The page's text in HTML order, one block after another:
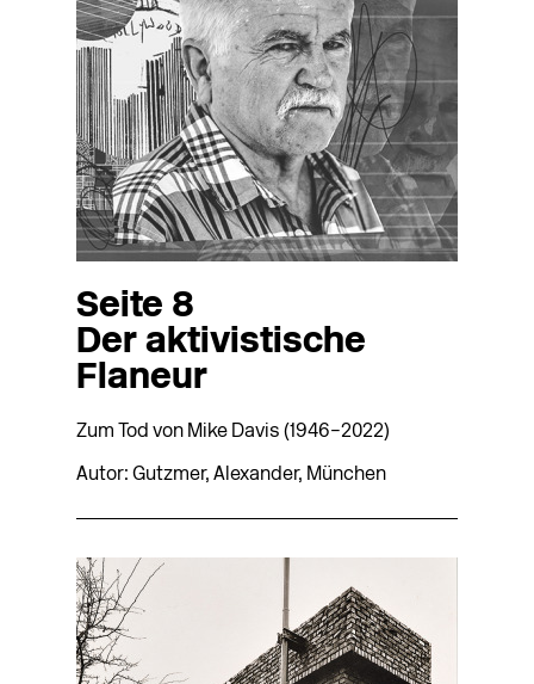
Seite 8
Der aktivistische
Flaneur
Zum Tod von Mike Davis (1946–2022)
Autor: Gutzmer, Alexander, München